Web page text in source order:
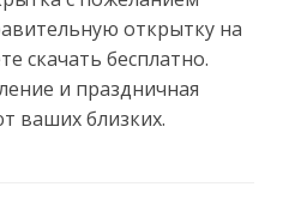
открытку на
скачать бесплатно.
и праздничная
ваших близких.